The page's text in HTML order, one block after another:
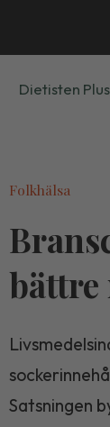
Dietisten Plus
Folkhälsa
bättre
Satsningen